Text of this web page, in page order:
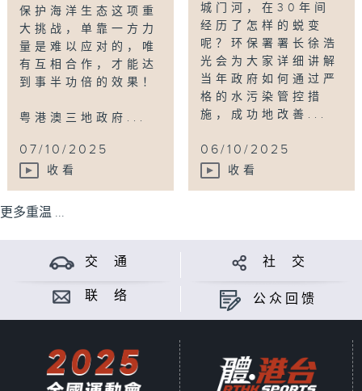
保护海洋生态这项重
大挑战，单靠一方力
量是难以应对的，唯
有互相合作，才能达
到事半功倍的效果！
粤港澳三地政府...
07/10/2025
收看
城门河，在30年间
经历了怎样的蜕变
呢？环保署署长徐浩
光会为大家详细讲解
当年政府如何通过严
格的水污染管控措
施，成功地改善...
06/10/2025
收看
更多重温 ...
交 通 社 交
联 络 公众回馈